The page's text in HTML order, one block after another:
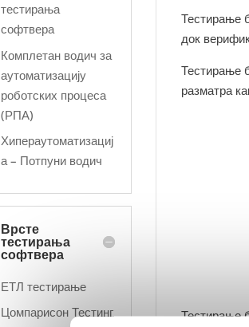
Тестирање
док
Тестирање
разматра
Тестирање
тестирања
софтвера
Комплетан водич за
аутоматизацију
роботских процеса
(РПА)
Хипераутоматизациј
а – Потпуни водич
Врсте
тестирања
софтвера
ЕТЛ тестирање
Цомпарисон Тестинг